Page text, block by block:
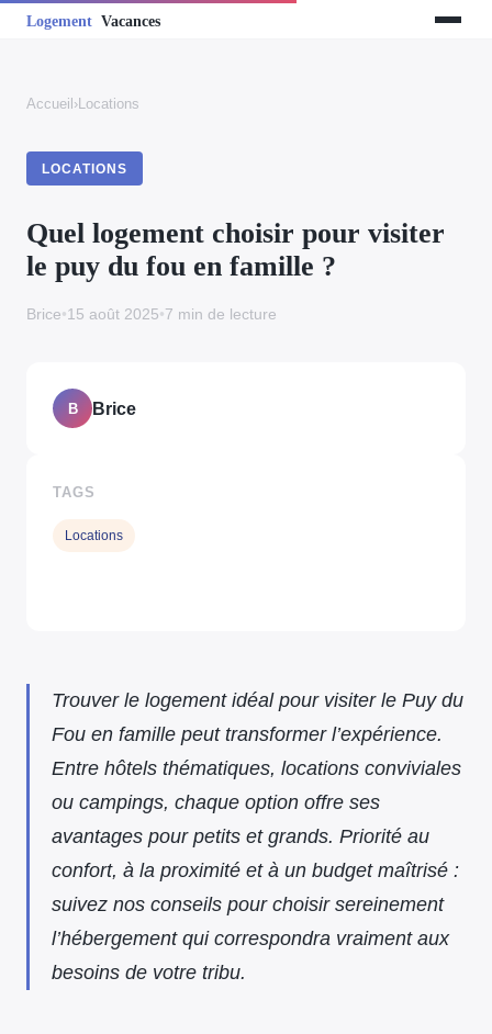
Accueil ›Locations
LOCATIONS
Quel logement choisir pour visiter
le puy du fou en famille ?
Brice•15 août 2025•7 min de lecture
Trouver le logement idéal pour visiter le Puy du
Fou en famille peut transformer l’expérience.
Entre hôtels thématiques, locations conviviales
ou campings, chaque option offre ses
avantages pour petits et grands. Priorité au
confort, à la proximité et à un budget maîtrisé :
suivez nos conseils pour choisir sereinement
l’hébergement qui correspondra vraiment aux
besoins de votre tribu.
B Brice
TAGS
Locations